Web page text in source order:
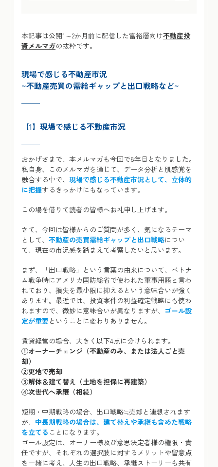
本記事は公開1～2か月前に配信した富裕層向け不動産投
資メルマガの抜粋です。
現場で感じる不動産市況
~不動産売買の需給ギャップと出口戦略など~
【1】 現場で感じる不動産市況
おかげさまで、本メルマガも今回で8年目となりました。
私自身、このメルマガを通じて、データ分析と肌感覚を
融合する中で、 現場で感じる不動産市況として、立体的
に把握するきっかけにもなっています。
この場を借りて読者の皆様へお礼申し上げます。
さて、今回は皆様からのご質問が多く、気になるテーマ
として、 不動産の売買需給ギャップと出口戦略につい
て、現在の市況感を踏まえて考察したいと思います。
まず、「出口戦略」という言葉の由来について、ベトナ
ム戦争時にアメリカ国防総省で使われた軍事用語と言わ
れており、損失を最小限に抑えるという意味合いが強く
あります。最近では、投資案件の利益確定戦略にも使わ
れますので、微妙に意味合いが異なりますが、 ゴール設
定が重要 ということに変わりありません。
賃貸経営の場合、大きく以下4点に分けられます。
①オーナーチェンジ（不動産のみ、または法人ごと売
却）
②更地で売却
③解体＆建て替え（土地を担保に再建築）
④次世代へ承継（相続）
短期・中期戦略の場合、出口戦略≒売却と連想されます
が、 中長期戦略の場合は、建て替えや承継も含めた戦略
を立てる ことになります。
ゴール設定は、オーナー様及び意思決定者様の権限・責
任ですが、それぞれの選択肢に対するメリットや留意点
を一緒に考え、人生の出口戦略、承継ストーリーも共有